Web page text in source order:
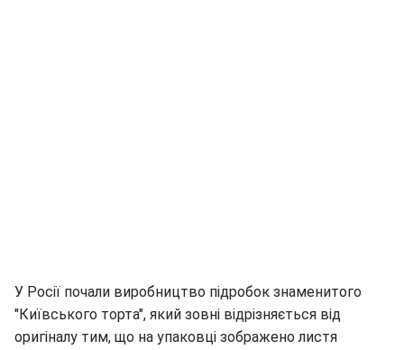
У Росії почали виробництво підробок знаменитого
"Київського торта", який зовні відрізняється від
оригіналу тим, що на упаковці зображено листя